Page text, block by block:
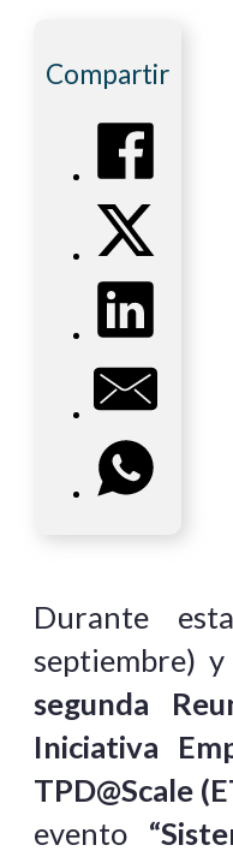
Compartir
Durante
septiembre)
segunda
Iniciativa
TPD@Scale
evento